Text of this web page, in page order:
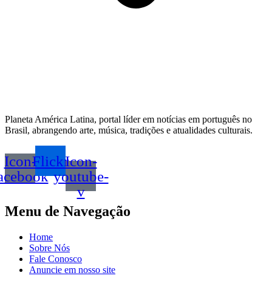
Planeta América Latina, portal líder em notícias em português no
Brasil, abrangendo arte, música, tradições e atualidades culturais.
Icon-FlickrIcon-
youtube-
v
Menu de Navegação
Home
Sobre Nós
Fale Conosco
Anuncie em nosso site